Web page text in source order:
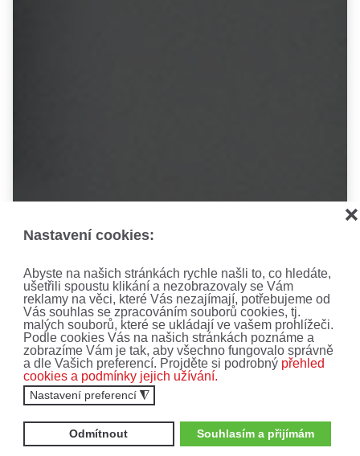
Nastavení cookies:
Abyste na našich stránkách rychle našli to, co hledáte,
ušetřili spoustu klikání a nezobrazovaly se Vám
reklamy na věci, které Vás nezajímají, potřebujeme od
Vás souhlas se zpracováním souborů cookies, tj.
malých souborů, které se ukládají ve vašem prohlížeči.
Podle cookies Vás na našich stránkách poznáme a
zobrazíme Vám je tak, aby všechno fungovalo správně
a dle Vašich preferencí. Projděte si podrobný přehled
cookies a podmínky jejich užívání.
Nastavení preferencí ◮
Odmítnout Souhlasím a přijímám
❌